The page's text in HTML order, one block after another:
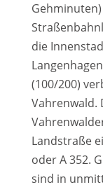
die
(100/200)
Vahrenwald.
Landstraße
oder A 352.
sind in